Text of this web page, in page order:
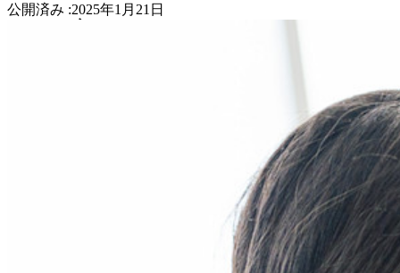
数え切れないほどの企業やビジネスが、自社の利益を
確保するためにビットワルデンを選んでいます。
シークレットマネージャーを見る
開発、DevOps、ITチームのためのエンドツーエンド暗
公開済み :2025年1月21日